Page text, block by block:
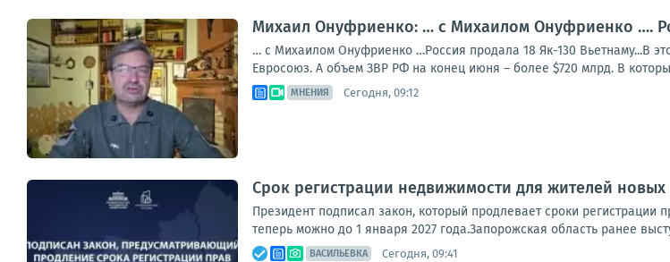
Михаил Онуфриенко: … с Михаилом Онуфриенко ….
… с Михаилом Онуфриенко …Россия продала 18 Як-130 Вьетнаму...В
Евросоюз. А объем ЗВР РФ на конец июня – более $720 млрд. В
МНЕНИЯ Сегодня, 09:12
Срок регистрации недвижимости для жителей
Президент подписал закон, который продлевает сроки
теперь можно до 1 января 2027 года.Запорожская область ранее
ВАСИЛЬЕВКА Сегодня, 09:41